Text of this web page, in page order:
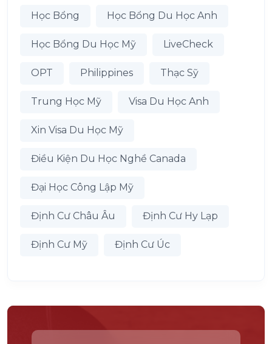
Học Bổng Học Bổng Du Học Anh
Học Bổng Du Học Mỹ LiveCheck
OPT Philippines Thạc Sỹ
Trung Học Mỹ Visa Du Học Anh
Xin Visa Du Học Mỹ
Điều Kiện Du Học Nghề Canada
Đại Học Công Lập Mỹ
Định Cư Châu Âu Định Cư Hy Lạp
Định Cư Mỹ Định Cư Úc